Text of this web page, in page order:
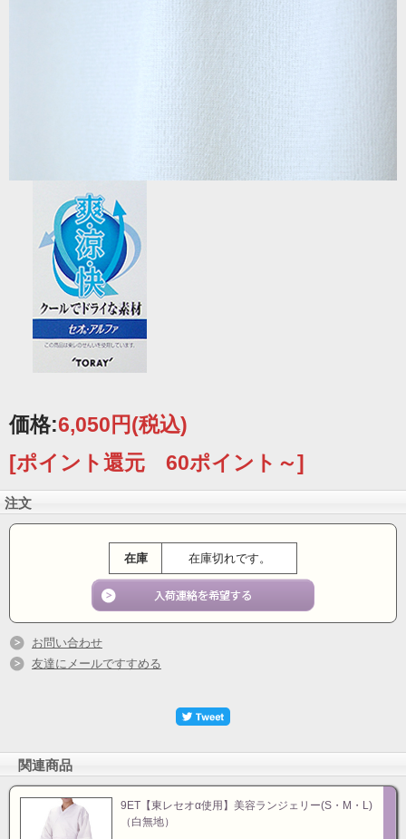
価格:6,050円(税込)
[ポイント還元 60ポイント～]
注文
在庫 在庫切れです。
お問い合わせ
友達にメールですすめる
関連商品
9ET【東レセオα使用】美容ランジェリー(S・M・L)
（白無地）